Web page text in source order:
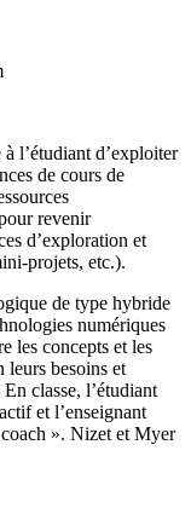
l’étudiant d’exploiter
de cours de
revenir
d’exploration et
projets, etc.).
de type hybride
numériques
les concepts et les
leurs besoins et
classe, l’étudiant
et l’enseignant
». Nizet et Myer